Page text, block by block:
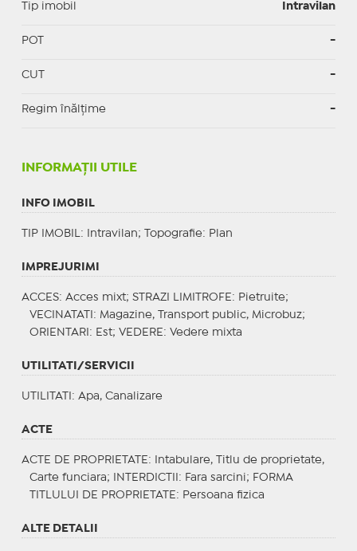
Tip imobil Intravilan
POT -
CUT -
Regim înălțime -
INFORMAŢII UTILE
INFO IMOBIL
TIP IMOBIL : Intravilan; Topografie: Plan
IMPREJURIMI
ACCES: Acces mixt; STRAZI LIMITROFE : Pietruite;
VECINATATI : Magazine, Transport public, Microbuz;
ORIENTARI : Est; VEDERE : Vedere mixta
UTILITATI/SERVICII
UTILITATI : Apa, Canalizare
ACTE
ACTE DE PROPRIETATE : Intabulare, Titlu de proprietate,
Carte funciara;
INTERDICTII : Fara sarcini; FORMA
TITLULUI DE PROPRIETATE : Persoana fizica
ALTE DETALII